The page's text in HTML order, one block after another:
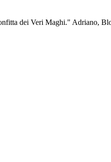
dei Veri Maghi." Adriano,